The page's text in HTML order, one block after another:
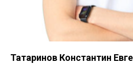
Татаринов Константин